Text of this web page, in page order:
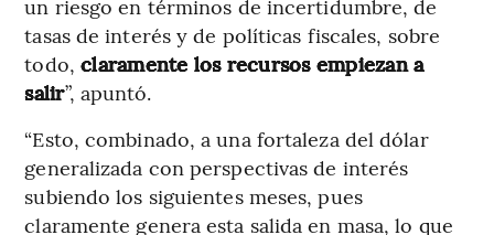
un riesgo en términos de incertidumbre, de
tasas de interés y de políticas fiscales, sobre
todo, claramente los recursos empiezan a
salir”, apuntó.
“Esto, combinado, a una fortaleza del dólar
generalizada con perspectivas de interés
subiendo los siguientes meses, pues
claramente genera esta salida en masa, lo que